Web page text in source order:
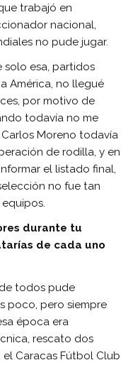
trabajó en
nacional,
no pude jugar.
solo esa, partidos
América, no llegué
por motivo de
todavía no me
Moreno todavía
de rodilla, y en
el listado final,
no fue tan
durante tu
de cada uno
todos pude
poco, pero siempre
época era
rescato dos
Caracas Fútbol Club